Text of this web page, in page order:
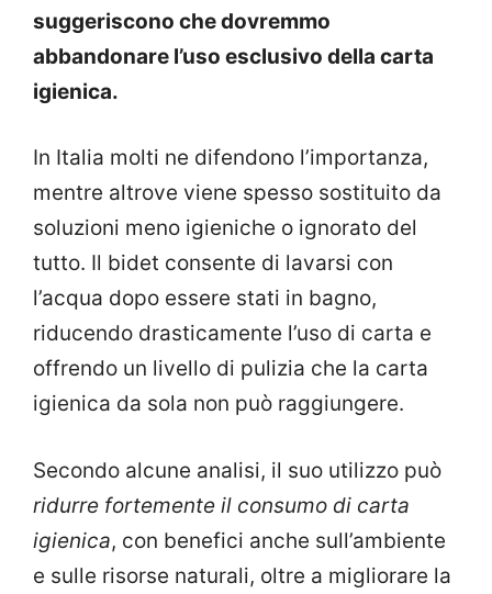
suggeriscono che dovremmo
abbandonare l’uso esclusivo della carta
igienica.
In Italia molti ne difendono l’importanza,
mentre altrove viene spesso sostituito da
soluzioni meno igieniche o ignorato del
tutto. Il bidet consente di lavarsi con
l’acqua dopo essere stati in bagno,
riducendo drasticamente l’uso di carta e
offrendo un livello di pulizia che la carta
igienica da sola non può raggiungere.
Secondo alcune analisi, il suo utilizzo può
ridurre fortemente il consumo di carta
igienica, con benefici anche sull’ambiente
e sulle risorse naturali, oltre a migliorare la